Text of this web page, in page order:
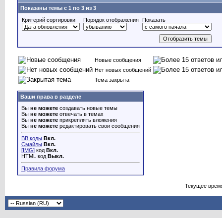
Показаны темы с 1 по 3 из 3
Критерий сортировки
Порядок отображения Показать
Новые сообщения
Нет новых сообщений
Тема закрыта
Ваши права в разделе
Вы не можете создавать новые темы
Вы не можете отвечать в темах
Вы не можете прикреплять вложения
Вы не можете редактировать свои сообщения
BB коды Вкл.
Смайлы Вкл.
[IMG] код Вкл.
HTML код Выкл.
Правила форума
Текущее